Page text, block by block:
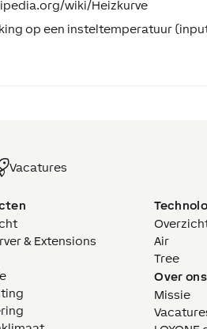
wiki/Heizkurve
op een insteltemperatuur (input
Vacatures
& Extensions
Air
Tree
Over ons
Missie